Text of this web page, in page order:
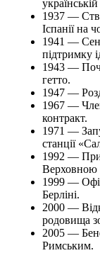
українській
1937 —
Іспанії на
1941 —
підтримку
1943 —
гетто.
1947 —
1967 —
контракт.
1971 —
станції
1992 —
Верховною
1999 —
Берліні.
2000 —
родовища
2005 —
Римським.